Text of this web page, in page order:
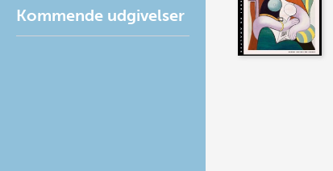
Kommende udgivelser